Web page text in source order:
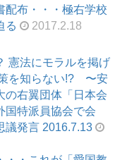
配布・・・極右学校
る
2017.2.18
憲法にモラルを掲げ
を知らない!? 〜安
の右翼団体「日本会
国特派員協会で会
議発言 2016.7.13